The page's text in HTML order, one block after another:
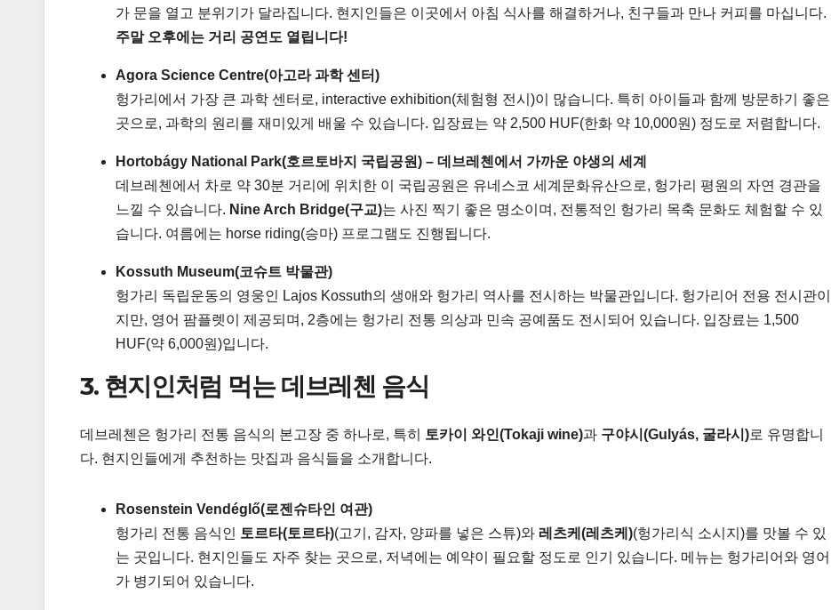
가 문을 열고 분위기가 달라집니다. 현지인들은 이곳에서 아침 식사를 해결하거나, 친구들과 만나 커피를 마십니다.
주말 오후에는 거리 공연도 열립니다!
Agora Science Centre(아고라 과학 센터)
헝가리에서 가장 큰 과학 센터로, interactive exhibition(체험형 전시)이 많습니다. 특히 아이들과 함께 방문하기 좋은
곳으로, 과학의 원리를 재미있게 배울 수 있습니다. 입장료는 약 2,500 HUF(한화 약 10,000원) 정도로 저렴합니다.
Hortobágy National Park(호르토바지 국립공원) – 데브레첸에서 가까운 야생의 세계
데브레첸에서 차로 약 30분 거리에 위치한 이 국립공원은 유네스코 세계문화유산으로, 헝가리 평원의 자연 경관을
느낄 수 있습니다. Nine Arch Bridge(구교)는 사진 찍기 좋은 명소이며, 전통적인 헝가리 목축 문화도 체험할 수 있
습니다. 여름에는 horse riding(승마) 프로그램도 진행됩니다.
Kossuth Museum(코슈트 박물관)
헝가리 독립운동의 영웅인 Lajos Kossuth의 생애와 헝가리 역사를 전시하는 박물관입니다. 헝가리어 전용 전시관이
지만, 영어 팜플렛이 제공되며, 2층에는 헝가리 전통 의상과 민속 공예품도 전시되어 있습니다. 입장료는 1,500
HUF(약 6,000원)입니다.
3. 현지인처럼 먹는 데브레첸 음식
데브레첸은 헝가리 전통 음식의 본고장 중 하나로, 특히 토카이 와인(Tokaji wine)과 구야시(Gulyás, 굴라시)로 유명합니
다. 현지인들에게 추천하는 맛집과 음식들을 소개합니다.
Rosenstein Vendéglő(로젠슈타인 여관)
헝가리 전통 음식인 토르타(토르타)(고기, 감자, 양파를 넣은 스튜)와 레츠케(레츠케)(헝가리식 소시지)를 맛볼 수 있
는 곳입니다. 현지인들도 자주 찾는 곳으로, 저녁에는 예약이 필요할 정도로 인기 있습니다. 메뉴는 헝가리어와 영어
가 병기되어 있습니다.